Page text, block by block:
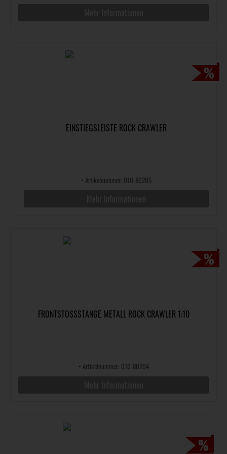
EINSTIEGSLEISTE ROCK CRAWLER
• Artikelnummer: 010-80205
FRONTSTOSSSTANGE METALL ROCK CRAWLER 1:10
• Artikelnummer: 010-80204